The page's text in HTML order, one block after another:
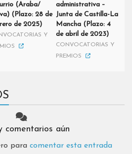
(Araba/
(Plazo: 28 de
de 2025)
Y
administrativa –
Junta de Castilla-La
Mancha (Plazo: 4
de abril de 2023)
CONVOCATORIAS Y
PREMIOS
comentarios aún
para comentar esta entrada